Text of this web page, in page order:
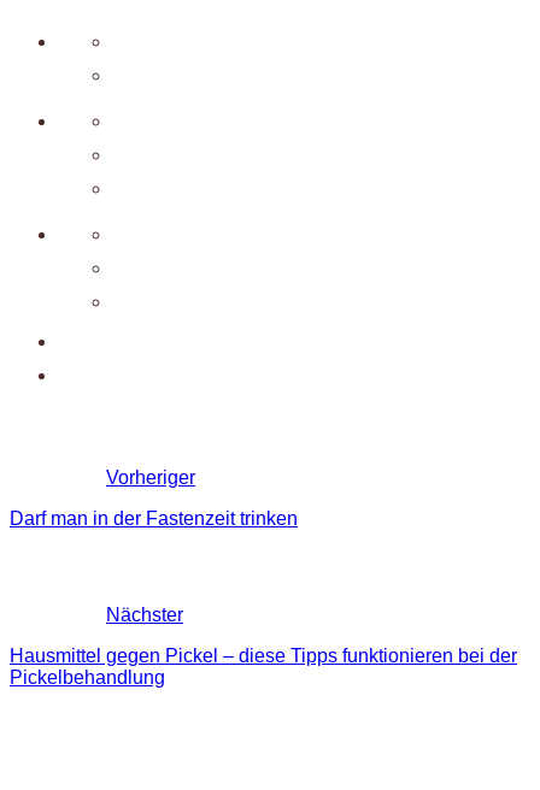
Vorheriger
Darf man in der Fastenzeit trinken
Nächster
Hausmittel gegen Pickel – diese Tipps funktionieren bei der
Pickelbehandlung